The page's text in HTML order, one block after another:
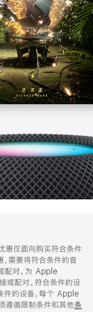
惠仅面向购买符合条件
需要将符合条件的音
配对。为 Apple
配对。符合条件的设
件的设备，每个 Apple
遵循限制条件和其他条